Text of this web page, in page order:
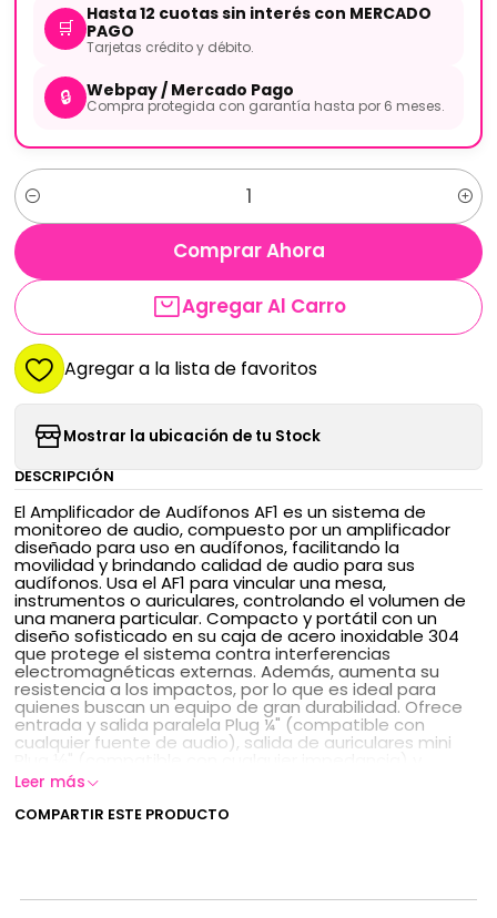
🛒
Hasta 12 cuotas sin interés con MERCADO
PAGO
Tarjetas crédito y débito.
🔒 Webpay / Mercado Pago
Compra protegida con garantía hasta por 6 meses.
Cantidad
Agregar Al Carro
Comprar Ahora
Agregar a la lista de favoritos
Mostrar la ubicación de tu Stock
DESCRIPCIÓN
El Amplificador de Audífonos AF1 es un sistema de
monitoreo de audio, compuesto por un amplificador
diseñado para uso en audífonos, facilitando la
movilidad y brindando calidad de audio para sus
audífonos. Usa el AF1 para vincular una mesa,
instrumentos o auriculares, controlando el volumen de
una manera particular. Compacto y portátil con un
diseño sofisticado en su caja de acero inoxidable 304
que protege el sistema contra interferencias
electromagnéticas externas. Además, aumenta su
resistencia a los impactos, por lo que es ideal para
quienes buscan un equipo de gran durabilidad. Ofrece
entrada y salida paralela Plug ¼" (compatible con
cualquier fuente de audio), salida de auriculares mini
control de volumen. La fuente de alimentación es una
batería de 9V, o fuente de poder centro negativo.
Potencia máxima de salida: 200 mW
Leer más
COMPARTIR ESTE PRODUCTO